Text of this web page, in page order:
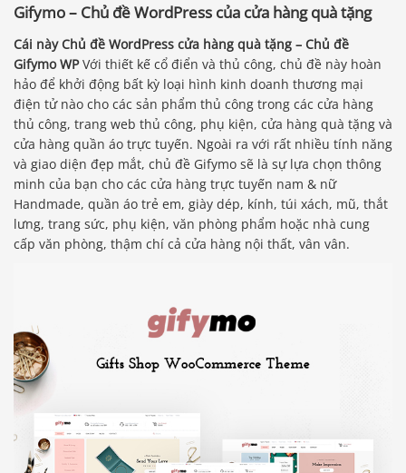
Gifymo – Chủ đề WordPress của cửa hàng quà tặng
Cái này Chủ đề WordPress cửa hàng quà tặng – Chủ đề
Gifymo WPVới thiết kế cổ điển và thủ công, chủ đề này hoàn
hảo để khởi động bất kỳ loại hình kinh doanh thương mại
điện tử nào cho các sản phẩm thủ công trong các cửa hàng
thủ công, trang web thủ công, phụ kiện, cửa hàng quà tặng và
cửa hàng quần áo trực tuyến. Ngoài ra với rất nhiều tính năng
và giao diện đẹp mắt, chủ đề Gifymo sẽ là sự lựa chọn thông
minh của bạn cho các cửa hàng trực tuyến nam & nữ
Handmade, quần áo trẻ em, giày dép, kính, túi xách, mũ, thắt
lưng, trang sức, phụ kiện, văn phòng phẩm hoặc nhà cung
cấp văn phòng, thậm chí cả cửa hàng nội thất, vân vân.